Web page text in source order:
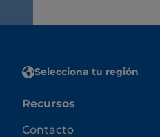
Selecciona tu región
Recursos
Contacto